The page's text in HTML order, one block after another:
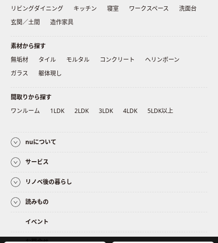
リビングダイニング
キッチン 寝室 ワークスペース
洗面台
玄関／土間
造作家具
素材から探す
無垢材
タイル モルタル コンクリート
ヘリンボーン
ガラス
躯体現し
間取りから探す
ワンルーム
1LDK 2LDK 3LDK 4LDK 5LDK以上
nuについて
サービス
リノベ後の暮らし
読みもの
イベント